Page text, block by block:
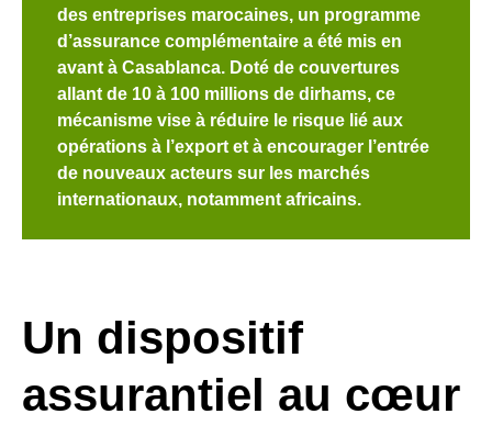
des entreprises marocaines, un programme
d’assurance complémentaire a été mis en
avant à Casablanca. Doté de couvertures
allant de 10 à 100 millions de dirhams, ce
mécanisme vise à réduire le risque lié aux
opérations à l’export et à encourager l’entrée
de nouveaux acteurs sur les marchés
internationaux, notamment africains.
Un dispositif
assurantiel au cœur